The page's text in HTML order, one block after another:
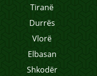
Tiranë
Durrës
Vlorë
Elbasan
Shkodër